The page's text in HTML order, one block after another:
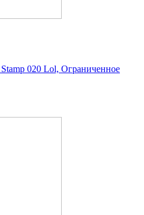
020 Lol, Ограниченное